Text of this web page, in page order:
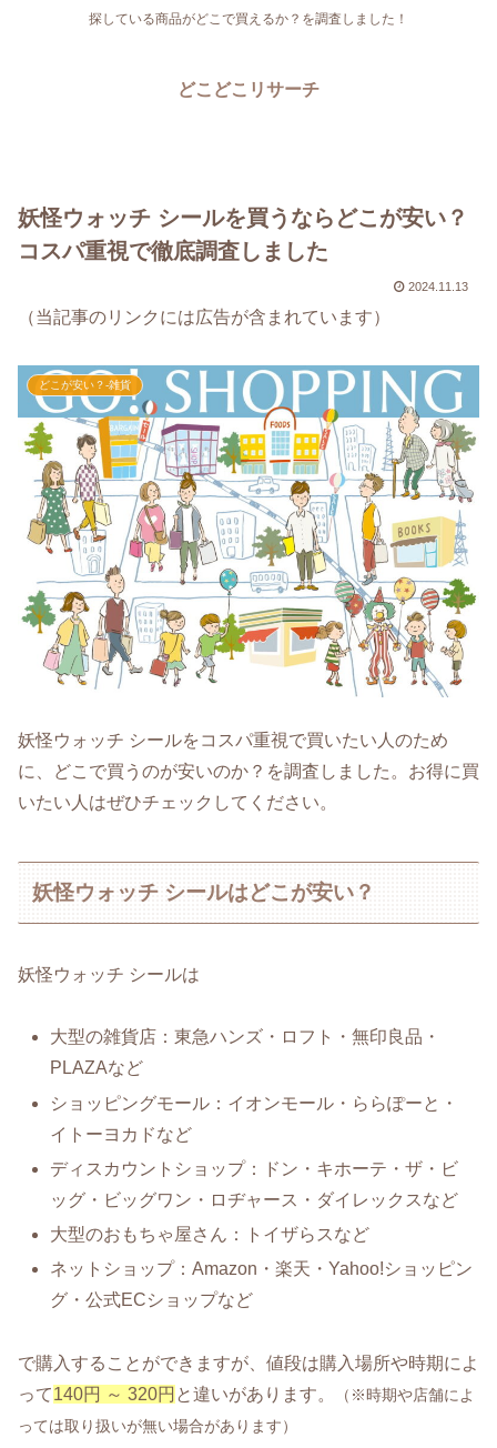
探している商品がどこで買えるか？を調査しました！
どこどこリサーチ
妖怪ウォッチ シールを買うならどこが安い？
コスパ重視で徹底調査しました
2024.11.13
（当記事のリンクには広告が含まれています）
どこが安い？-雑貨
妖怪ウォッチ シールをコスパ重視で買いたい人のため
に、どこで買うのが安いのか？を調査しました。お得に買
いたい人はぜひチェックしてください。
妖怪ウォッチ シールはどこが安い？
妖怪ウォッチ シールは
大型の雑貨店：東急ハンズ・ロフト・無印良品・
PLAZAなど
ショッピングモール：イオンモール・ららぽーと・
イトーヨカドなど
ディスカウントショップ：ドン・キホーテ・ザ・ビ
ッグ・ビッグワン・ロヂャース・ダイレックスなど
大型のおもちゃ屋さん：トイザらスなど
ネットショップ：Amazon・楽天・Yahoo!ショッピン
グ・公式ECショップなど
で購入することができますが、値段は購入場所や時期によ
って140円 ～ 320円 と違いがあります。
（※時期や店舗によ
っては取り扱いが無い場合があります）